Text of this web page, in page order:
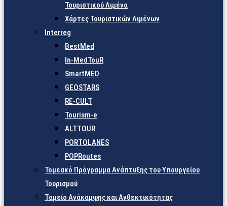
Τουριστικού Λιμένα
Χάρτες Τουριστικών Λιμένων
Interreg
BestMed
In-MedTouR
SmartMED
GEOSTARS
RE-CULT
Tourism-e
ALTTOUR
PORTOLANES
POPRoutes
Τομεακό Πρόγραμμα Ανάπτυξης του Υπουργείου
Τουρισμού
Ταμείο Ανάκαμψης και Ανθεκτικότητας